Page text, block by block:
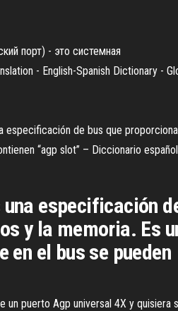
порт) - это системная
- English-Spanish Dictionary -
especificación de bus que
“agp slot” – Diccionario
especificación
y la memoria. Es
el bus se pueden
puerto Agp universal 4X y quisiera